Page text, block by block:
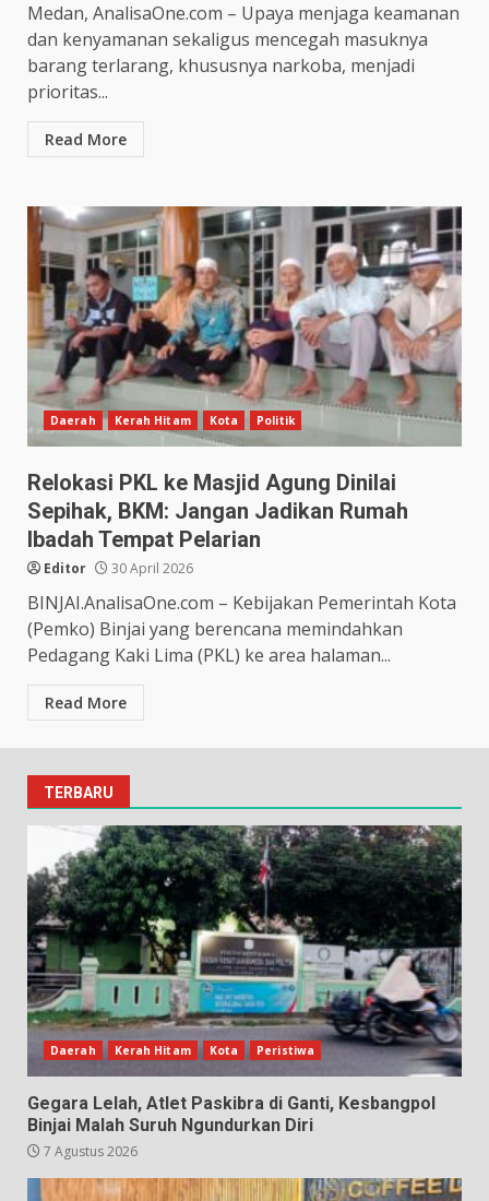
Medan, AnalisaOne.com – Upaya menjaga keamanan
dan kenyamanan sekaligus mencegah masuknya
barang terlarang, khususnya narkoba, menjadi
prioritas...
Read More
Daerah Kerah Hitam Kota Politik
Relokasi PKL ke Masjid Agung Dinilai
Sepihak, BKM: Jangan Jadikan Rumah
Ibadah Tempat Pelarian
Editor 30 April 2026
BINJAI.AnalisaOne.com – Kebijakan Pemerintah Kota
(Pemko) Binjai yang berencana memindahkan
Pedagang Kaki Lima (PKL) ke area halaman...
Read More
TERBARU
Daerah Kerah Hitam Kota Peristiwa
Gegara Lelah, Atlet Paskibra di Ganti, Kesbangpol
Binjai Malah Suruh Ngundurkan Diri
7 Agustus 2026